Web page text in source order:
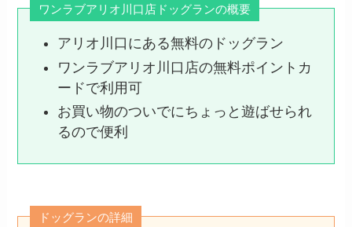
ワンラブアリオ川口店ドッグランの概要
アリオ川口にある無料のドッグラン
ワンラブアリオ川口店の無料ポイントカ
ードで利用可
お買い物のついでにちょっと遊ばせられ
るので便利
ドッグランの詳細